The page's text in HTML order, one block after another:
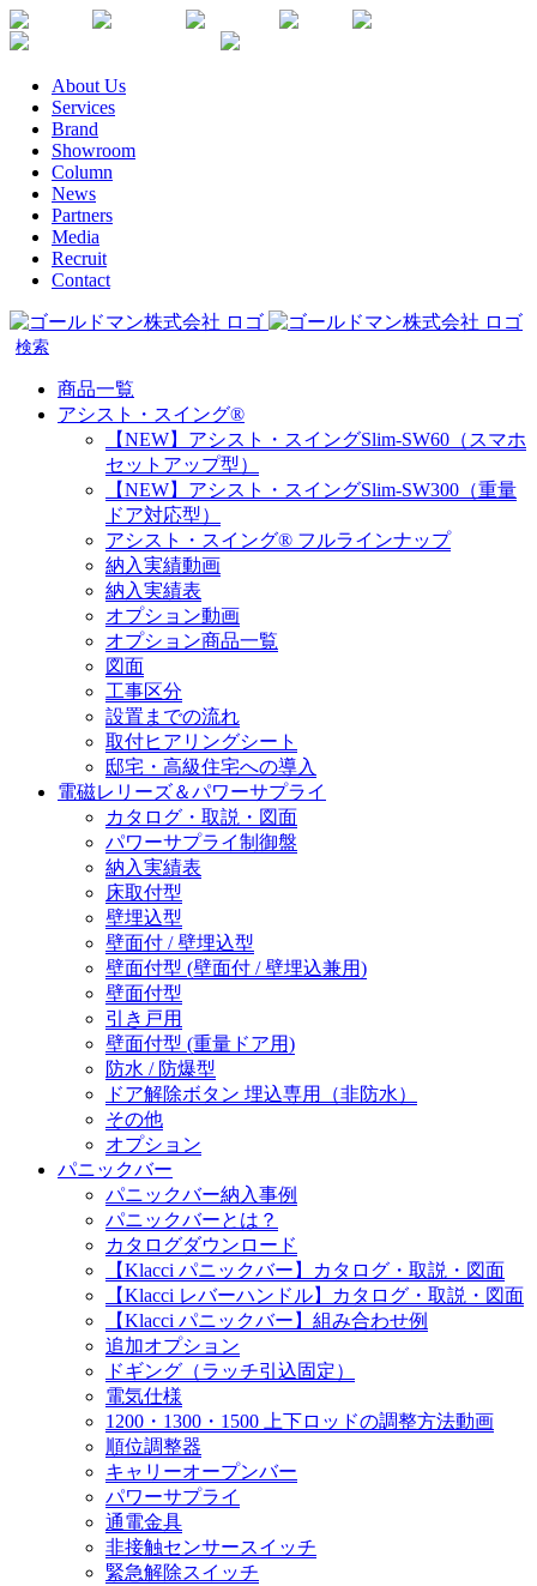
Skip
to
Youtube Instagram Facebook Twitter SDGs
楽
About Us
Services
Brand
Showroom
Column
News
Partners
Media
Recruit
Contact
商品一覧
アシスト・スイング®
【NEW】アシスト・スイングSlim-SW60（スマホ
セットアップ型）
【NEW】アシスト・スイングSlim-SW300（重量
ドア対応型）
アシスト・スイング® フルラインナップ
納入実績動画
納入実績表
オプション動画
オプション商品一覧
図面
工事区分
設置までの流れ
取付ヒアリングシート
邸宅・高級住宅への導入
電磁レリーズ＆パワーサプライ
カタログ・取説・図面
パワーサプライ制御盤
納入実績表
床取付型
壁埋込型
壁面付 / 壁埋込型
壁面付型 (壁面付 / 壁埋込兼用)
壁面付型
引き戸用
壁面付型 (重量ドア用)
防水 / 防爆型
ドア解除ボタン 埋込専用（非防水）
その他
オプション
パニックバー
パニックバー納入事例
パニックバーとは？
カタログダウンロード
【Klacci パニックバー】カタログ・取説・図面
【Klacci レバーハンドル】カタログ・取説・図面
【Klacci パニックバー】組み合わせ例
追加オプション
ドギング（ラッチ引込固定）
電気仕様
1200・1300・1500 上下ロッドの調整方法動画
順位調整器
キャリーオープンバー
パワーサプライ
通電金具
非接触センサースイッチ
緊急解除スイッチ